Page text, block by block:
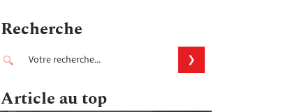
Recherche
Article au top